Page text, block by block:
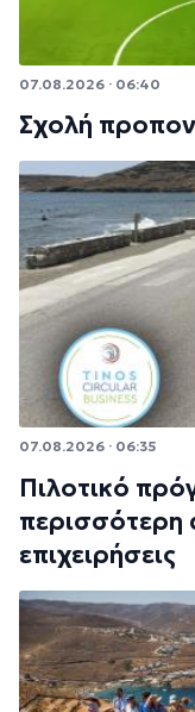
07.08.2026 · 06:40
Σχολή
07.08.2026 · 06:35
Πιλοτικό
περισσότερη
επιχειρήσεις